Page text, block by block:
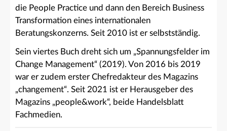
die People Practice und dann den Bereich Business
Transformation eines internationalen
Beratungskonzerns. Seit 2010 ist er selbstständig.
Sein viertes Buch dreht sich um „Spannungsfelder im
Change Management“ (2019). Von 2016 bis 2019
war er zudem erster Chefredakteur des Magazins
„changement“. Seit 2021 ist er Herausgeber des
Magazins „people&work“, beide Handelsblatt
Fachmedien.